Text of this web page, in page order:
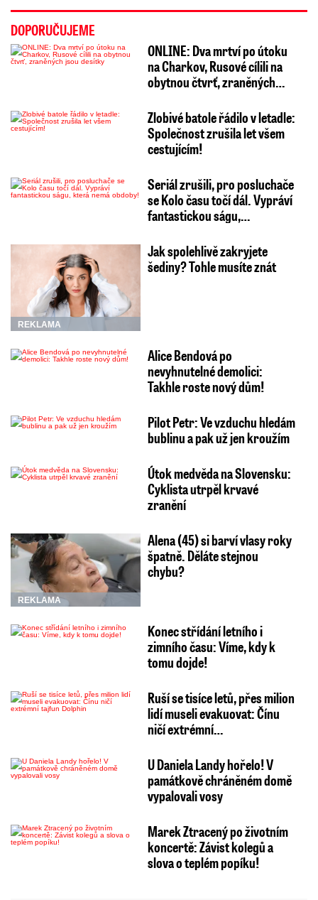
DOPORUČUJEME
ONLINE: Dva mrtví po útoku
na Charkov, Rusové cílili na
obytnou čtvrť, zraněných…
Zlobivé batole řádilo v letadle:
Společnost zrušila let všem
cestujícím!
Seriál zrušili, pro posluchače
se Kolo času točí dál. Vypráví
fantastickou ságu,…
REKLAMA
Jak spolehlivě zakryjete
šediny? Tohle musíte znát
Alice Bendová po
nevyhnutelné demolici:
Takhle roste nový dům!
Pilot Petr: Ve vzduchu hledám
bublinu a pak už jen kroužím
Útok medvěda na Slovensku:
Cyklista utrpěl krvavé
zranění
REKLAMA
Alena (45) si barví vlasy roky
špatně. Děláte stejnou
chybu?
Konec střídání letního i
zimního času: Víme, kdy k
tomu dojde!
Ruší se tisíce letů, přes milion
lidí museli evakuovat: Čínu
ničí extrémní…
U Daniela Landy hořelo! V
památkově chráněném domě
vypalovali vosy
Marek Ztracený po životním
koncertě: Závist kolegů a
slova o teplém popíku!